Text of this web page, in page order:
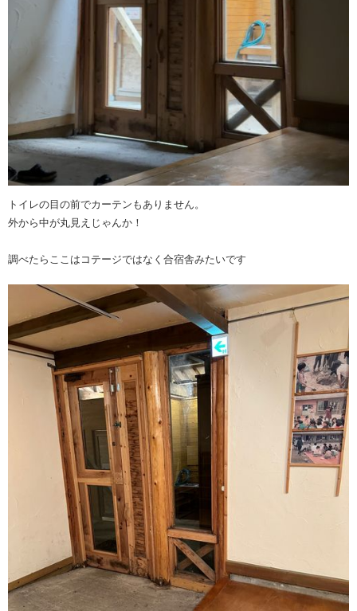
トイレの目の前でカーテンもありません。
外から中が丸見えじゃんか！
調べたらここはコテージではなく合宿舎みたいです